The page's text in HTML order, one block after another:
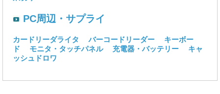
PC周辺・サプライ
カードリーダライタ バーコードリーダー
キーボー
ド
モニタ・タッチパネル 充電器・バッテリー
キャ
ッシュドロワ